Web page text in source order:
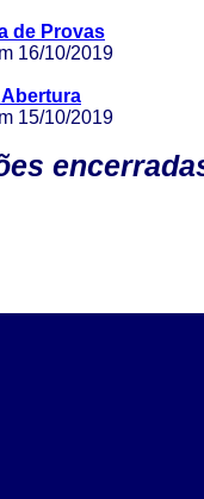
de Provas
16/10/2019
Abertura
15/10/2019